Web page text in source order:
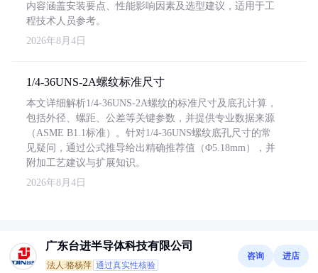
内容涵盖安装要点、性能影响因素及选型建议，适用于工
程技术人员参考。
2026年8月4日
1/4-36UNS-2A螺纹标准尺寸
本文详细解析1/4-36UNS-2A螺纹的标准尺寸及底孔计算，
包括外径、螺距、公差等关键参数，并提供专业数据来源
（ASME B1.1标准）。针对1/4-36UNS螺纹底孔尺寸的常
见疑问，通过公式推导给出精确推荐值（Φ5.18mm），并
附加工艺建议与扩展知识。
2026年8月4日
广东台进半导体科技有限公司
法人:骆杨萍 通过真实性核验
咨询 进店